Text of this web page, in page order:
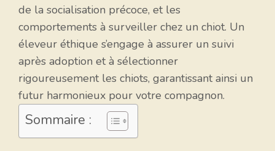
de la socialisation précoce, et les
comportements à surveiller chez un chiot. Un
éleveur éthique s’engage à assurer un suivi
après adoption et à sélectionner
rigoureusement les chiots, garantissant ainsi un
futur harmonieux pour votre compagnon.
Sommaire :